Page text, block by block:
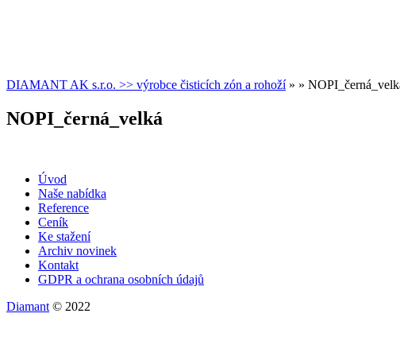
DIAMANT AK s.r.o. >> výrobce čisticích zón a rohoží» »
NOPI_černá_velká
Úvod
Naše nabídka
Reference
Ceník
Ke stažení
Archiv novinek
Kontakt
GDPR a ochrana osobních údajů
Diamant © 2022